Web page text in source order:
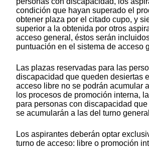
condición que hayan superado el
obtener plaza por el citado cupo, y
superior a la obtenida por otros
acceso general, éstos serán
puntuación en el sistema de acceso
Las plazas reservadas para las
discapacidad que queden desiertas
acceso libre no se podrán acumular
los procesos de promoción interna,
para personas con discapacidad
se acumularán a las del turno
Los aspirantes deberán optar
turno de acceso: libre o promoción